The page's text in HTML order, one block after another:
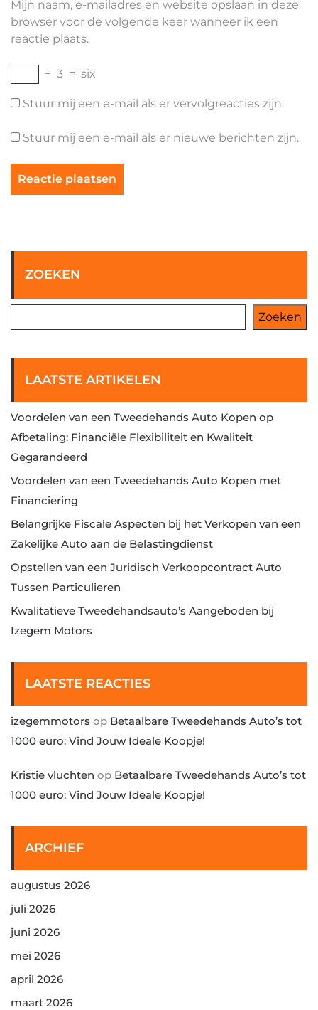
Mijn naam, e-mailadres en website opslaan in deze
browser voor de volgende keer wanneer ik een
reactie plaats.
+ 3 = six
Stuur mij een e-mail als er vervolgreacties zijn.
Stuur mij een e-mail als er nieuwe berichten zijn.
ZOEKEN
Zoeken
LAATSTE ARTIKELEN
Voordelen van een Tweedehands Auto Kopen op
Afbetaling: Financiële Flexibiliteit en Kwaliteit
Gegarandeerd
Voordelen van een Tweedehands Auto Kopen met
Financiering
Belangrijke Fiscale Aspecten bij het Verkopen van een
Zakelijke Auto aan de Belastingdienst
Opstellen van een Juridisch Verkoopcontract Auto
Tussen Particulieren
Kwalitatieve Tweedehandsauto’s Aangeboden bij
Izegem Motors
LAATSTE REACTIES
izegemmotors op Betaalbare Tweedehands Auto’s tot
1000 euro: Vind Jouw Ideale Koopje!
Kristie vluchten op Betaalbare Tweedehands Auto’s tot
1000 euro: Vind Jouw Ideale Koopje!
ARCHIEF
augustus 2026
juli 2026
juni 2026
mei 2026
april 2026
maart 2026